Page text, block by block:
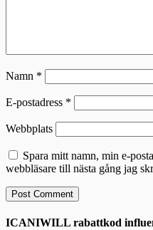
Namn *
E-postadress *
Webbplats
Spara mitt namn, min e-
webbläsare till nästa gång jag
ICANIWILL rabattkod